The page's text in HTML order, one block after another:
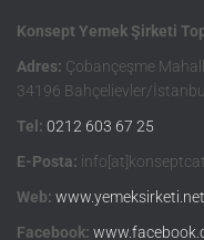
Konsept Yemek Şirketi
Adres: Çobançeşme
34196 Bahçelievler/İstanbul
Tel: 0212 603 67 25
E-Posta:
Web: www.yemeksirketi.net
Facebook: